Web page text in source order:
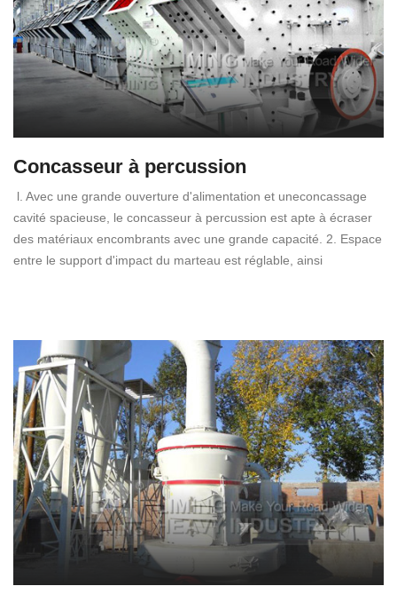
Concasseur à percussion
l. Avec une grande ouverture d'alimentation et uneconcassage
cavité spacieuse, le concasseur à percussion est apte à écraser
des matériaux encombrants avec une grande capacité. 2. Espace
entre le support d'impact du marteau est réglable, ainsi